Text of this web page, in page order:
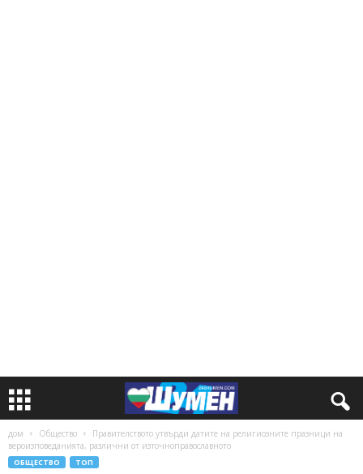
дом Общество
Правителството утвърди датите на религиозните празници на
вероизповеданията, различни от източноправославното
ОБЩЕСТВО ТОП